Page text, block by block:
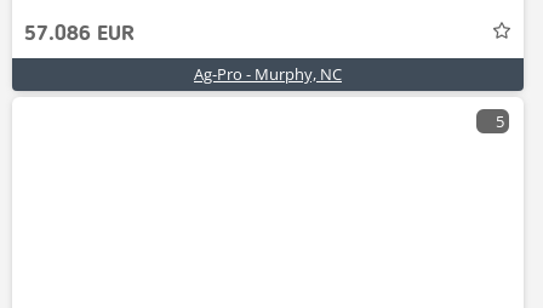
57.086 EUR
Ag-Pro - Murphy, NC
5